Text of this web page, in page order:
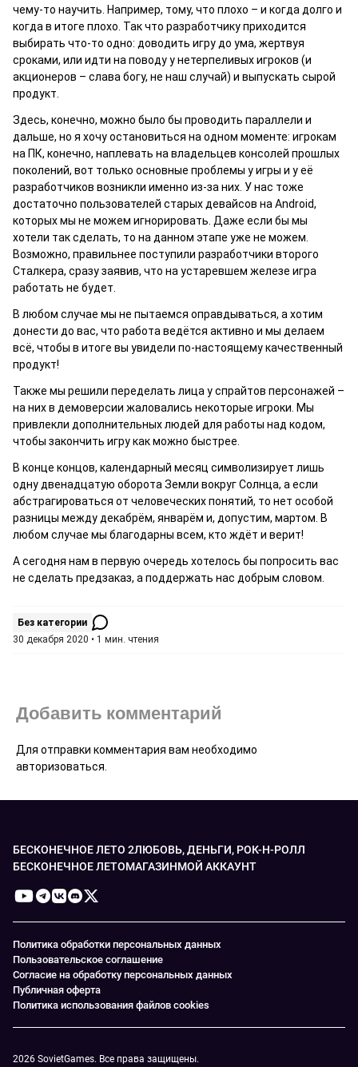
чему-то научить. Например, тому, что плохо – и когда долго и
когда в итоге плохо. Так что разработчику приходится
выбирать что-то одно: доводить игру до ума, жертвуя
сроками, или идти на поводу у нетерпеливых игроков (и
акционеров – слава богу, не наш случай) и выпускать сырой
продукт.
Здесь, конечно, можно было бы проводить параллели и
дальше, но я хочу остановиться на одном моменте: игрокам
на ПК, конечно, наплевать на владельцев консолей прошлых
поколений, вот только основные проблемы у игры и у её
разработчиков возникли именно из-за них. У нас тоже
достаточно пользователей старых девайсов на Android,
которых мы не можем игнорировать. Даже если бы мы
хотели так сделать, то на данном этапе уже не можем.
Возможно, правильнее поступили разработчики второго
Сталкера, сразу заявив, что на устаревшем железе игра
работать не будет.
В любом случае мы не пытаемся оправдываться, а хотим
донести до вас, что работа ведётся активно и мы делаем
всё, чтобы в итоге вы увидели по-настоящему качественный
продукт!
Также мы решили переделать лица у спрайтов персонажей –
на них в демоверсии жаловались некоторые игроки. Мы
привлекли дополнительных людей для работы над кодом,
чтобы закончить игру как можно быстрее.
В конце концов, календарный месяц символизирует лишь
одну двенадцатую оборота Земли вокруг Солнца, а если
абстрагироваться от человеческих понятий, то нет особой
разницы между декабрём, январём и, допустим, мартом. В
любом случае мы благодарны всем, кто ждёт и верит!
А сегодня нам в первую очередь хотелось бы попросить вас
не сделать предзаказ, а поддержать нас добрым словом.
Без категории
30 декабря 2020 • 1 мин. чтения
Добавить комментарий
Для отправки комментария вам необходимо
авторизоваться
БЕСКОНЕЧНОЕ ЛЕТО 2ЛЮБОВЬ, ДЕНЬГИ, РОК-Н-РОЛЛ
БЕСКОНЕЧНОЕ ЛЕТОМАГАЗИНМОЙ АККАУНТ
Политика обработки персональных данных
Пользовательское соглашение
Согласие на обработку персональных данных
Публичная оферта
Политика использования файлов cookies
2026 SovietGames. Все права защищены.